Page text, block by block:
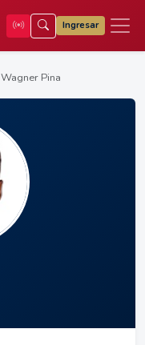
Ingresar
Wagner Pina